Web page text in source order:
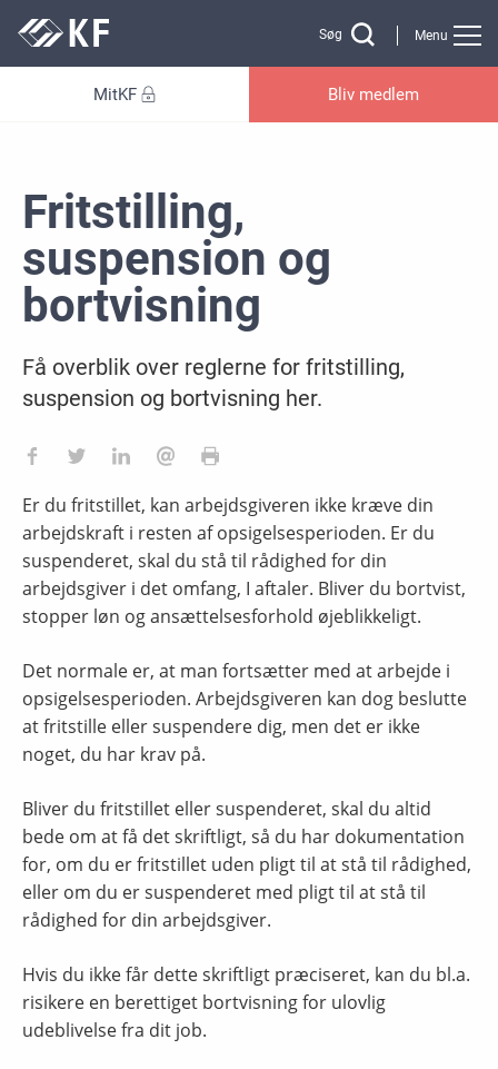
Menu
Søg
MitKF Bliv medlem
Fritstilling,
suspension og
bortvisning
Få overblik over reglerne for fritstilling,
suspension og bortvisning her.
Er du fritstillet, kan arbejdsgiveren ikke kræve din
arbejdskraft i resten af opsigelsesperioden. Er du
suspenderet, skal du stå til rådighed for din
arbejdsgiver i det omfang, I aftaler. Bliver du bortvist,
stopper løn og ansættelsesforhold øjeblikkeligt.
Det normale er, at man fortsætter med at arbejde i
opsigelsesperioden. Arbejdsgiveren kan dog beslutte
at fritstille eller suspendere dig, men det er ikke
noget, du har krav på.
Bliver du fritstillet eller suspenderet, skal du altid
bede om at få det skriftligt, så du har dokumentation
for, om du er fritstillet uden pligt til at stå til rådighed,
eller om du er suspenderet med pligt til at stå til
rådighed for din arbejdsgiver.
Hvis du ikke får dette skriftligt præciseret, kan du bl.a.
risikere en berettiget bortvisning for ulovlig
udeblivelse fra dit job.